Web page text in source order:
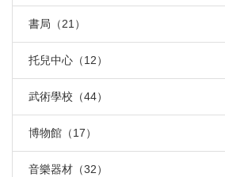
書局（21）
托兒中心（12）
武術學校（44）
博物館（17）
音樂器材（32）